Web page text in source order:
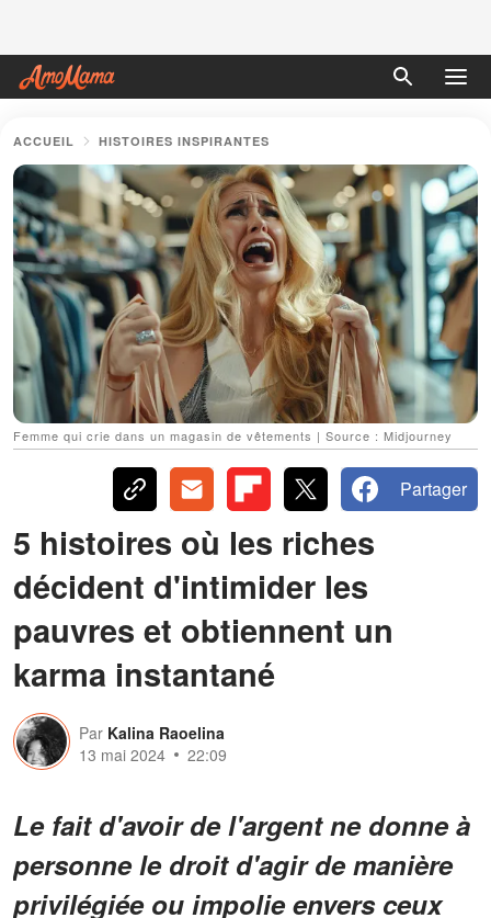
ACCUEIL HISTOIRES INSPIRANTES
Femme qui crie dans un magasin de vêtements | Source : Midjourney
Partager
5 histoires où les riches
décident d'intimider les
pauvres et obtiennent un
karma instantané
Par Kalina Raoelina
13 mai 2024
22:09
Le fait d'avoir de l'argent ne donne à
personne le droit d'agir de manière
privilégiée ou impolie envers ceux